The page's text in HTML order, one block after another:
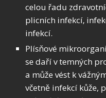
celou řadu
plicních infekcí,
infekcí.
Plísňové
se daří v temných
a může vést k
včetně infekcí kůže,